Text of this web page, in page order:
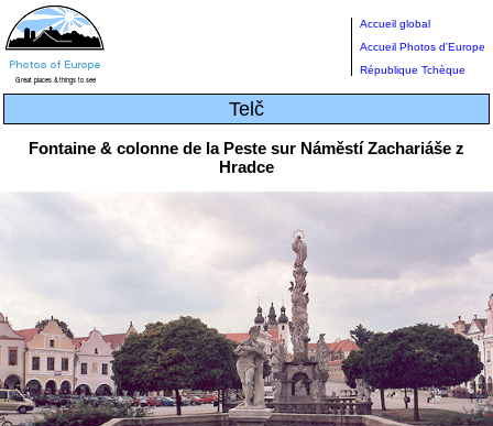
Accueil global
Accueil Photos d'Europe
République Tchèque
Telč
Fontaine & colonne de la Peste sur Náměstí Zachariáše z
Hradce